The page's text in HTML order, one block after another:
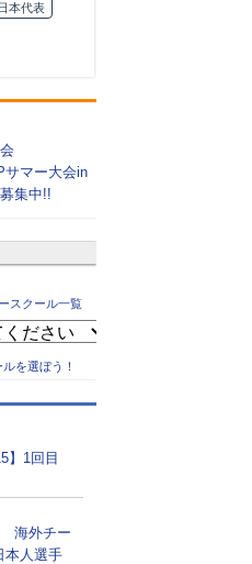
本代表
サマー大会in
集中!!
スクール一覧
を選ぼう！
】1回目
海外チー
本人選手